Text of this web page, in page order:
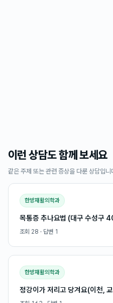
이런 상담도 함께 보세요
같은 주제 또는 관련 증상을 다룬 상담입니
한방재활의학과
목통증 추나요법 (대구 수성구
조회 28 · 답변 1
한방재활의학과
정강이가 저리고 당겨요(이천,